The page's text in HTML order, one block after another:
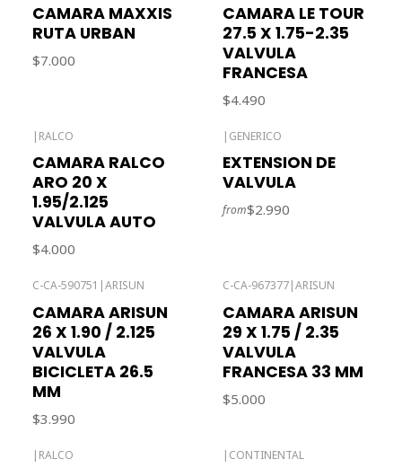
CAMARA MAXXIS
RUTA URBAN
$7.000
CAMARA LE TOUR
27.5 X 1.75-2.35
VALVULA
FRANCESA
$4.490
| RALCO
CAMARA RALCO
ARO 20 X
1.95/2.125
VALVULA AUTO
$4.000
| GENERICO
EXTENSION DE
VALVULA
from$2.990
C-CA-590751 |ARISUN
CAMARA ARISUN
26 X 1.90 / 2.125
VALVULA
BICICLETA 26.5
MM
$3.990
C-CA-967377|ARISUN
CAMARA ARISUN
29 X 1.75 / 2.35
VALVULA
FRANCESA 33 MM
$5.000
| RALCO | CONTINENTAL